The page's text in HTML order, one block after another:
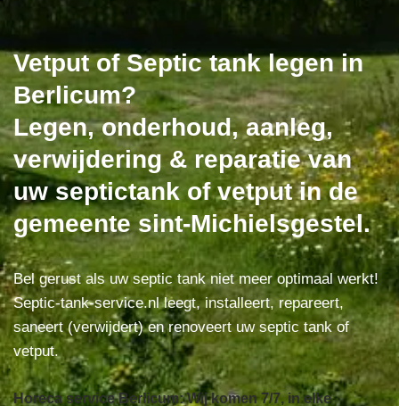
Vetput of Septic tank legen in
Berlicum?
Legen, onderhoud, aanleg,
verwijdering & reparatie van
uw septictank of vetput in de
gemeente sint-Michielsgestel.
Bel gerust als uw septic tank niet meer optimaal werkt!
Septic-tank-service.nl leegt, installeert, repareert,
saneert (verwijdert) en renoveert uw septic tank of
vetput.
Horeca service Berlicum: Wij komen 7/7, in elke